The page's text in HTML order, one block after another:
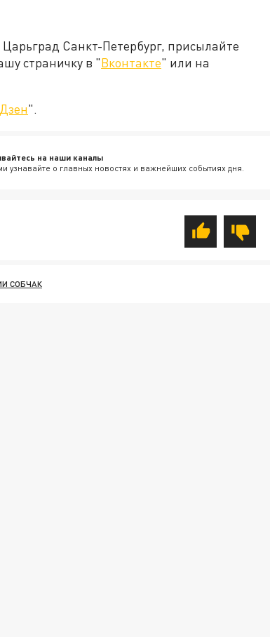
Санкт-Петербург, присылайте
страничку в "Вконтакте" или на
".
на наши каналы
узнавайте о главных новостях и важнейших событиях дня.
СОБЧАК